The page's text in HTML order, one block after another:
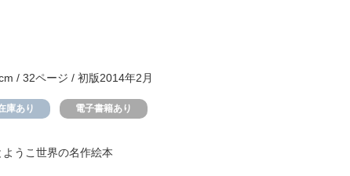
/ 32ページ / 初版2014年2月
庫あり 電子書籍あり
うこ世界の名作絵本